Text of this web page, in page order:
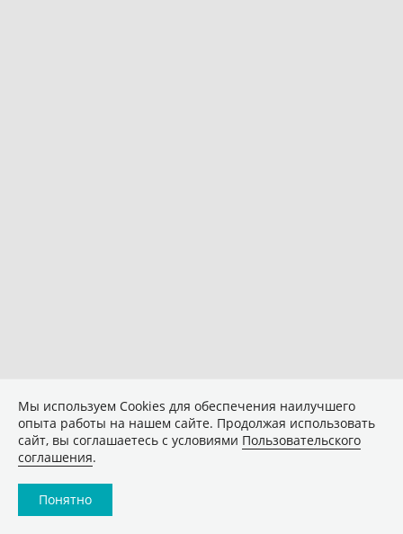
Мы используем Сookies для обеспечения наилучшего
опыта работы на нашем сайте. Продолжая использовать
сайт, вы соглашаетесь с условиями Пользовательского
соглашения.
Понятно